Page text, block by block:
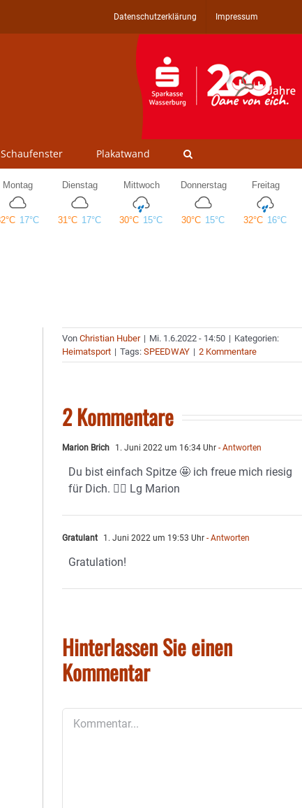
Datenschutzerklärung Impressum
Schaufenster Plakatwand
VonChristian Huber | Mi. 1.6.2022 - 14:50 | Kategorien:
Heimatsport | Tags:SPEEDWAY | 2 Kommentare
2 Kommentare
Marion Brich 1. Juni 2022 um 16:34 Uhr - Antworten
Du bist einfach Spitze 🤩 ich freue mich riesig
für Dich. 🙋‍♀️ Lg Marion
Gratulant 1. Juni 2022 um 19:53 Uhr - Antworten
Gratulation!
Hinterlassen Sie einen
Kommentar